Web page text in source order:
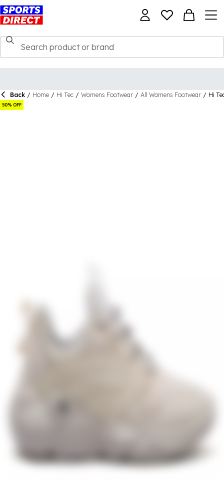
Back / Home / Hi Tec / Womens Footwear / All Womens Footwear / Hi
50% OFF